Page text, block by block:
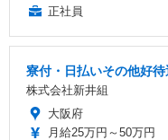
正社員
寮付・日払いその他好
株式会社新井組
大阪府
月給25万円～50万円